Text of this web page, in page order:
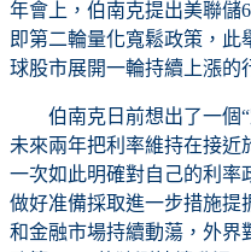
年會上，伯南克提出美聯儲
即第二輪量化寬鬆政策，
球股市展開一輪持續上漲的
伯南克日前想出了一個“
未來兩年把利率維持在接近
一次如此明確對自己的利率
做好准備採取進一步措施提
和金融市場持續動蕩，外界